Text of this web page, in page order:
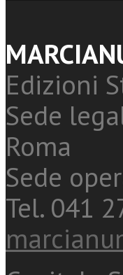
Edizioni
Sede
Roma
Sede
Tel. 041